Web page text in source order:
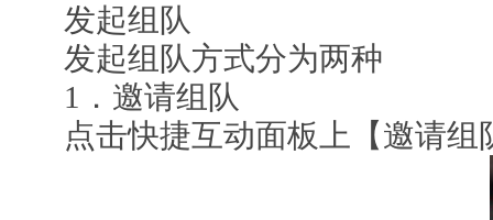
发起组队
发起组队方式分为两种
1．邀请组队
点击快捷互动面板上【邀请组